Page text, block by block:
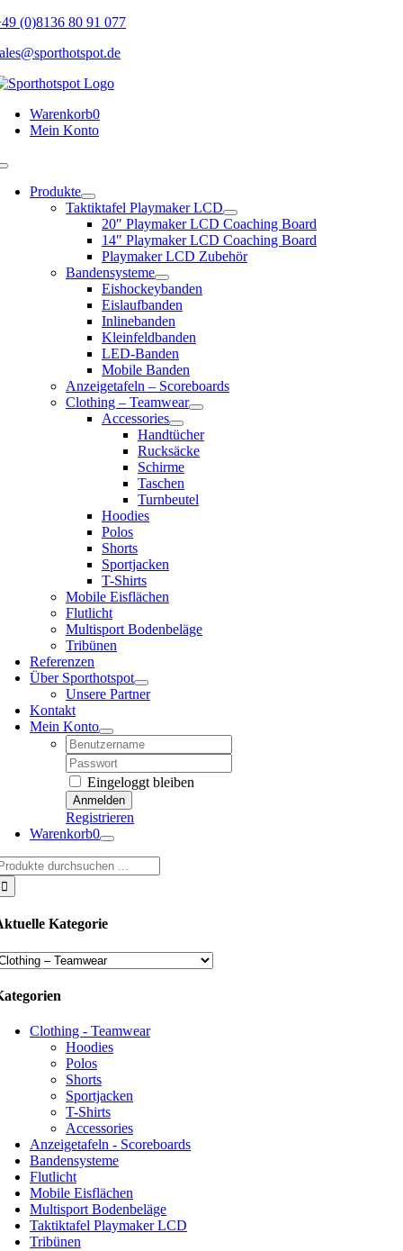
Skip
content
(0)8136 80 91 077
Warenkorb0
Mein Konto
Toggle
NavigationProdukte
Taktiktafel Playmaker LCD
20″ Playmaker LCD Coaching Board
14″ Playmaker LCD Coaching Board
Playmaker LCD Zubehör
Bandensysteme
Eishockeybanden
Eislaufbanden
Inlinebanden
Kleinfeldbanden
LED-Banden
Mobile Banden
Anzeigetafeln – Scoreboards
Clothing – Teamwear
Accessories
Handtücher
Rucksäcke
Schirme
Taschen
Turnbeutel
Hoodies
Polos
Shorts
Sportjacken
T-Shirts
Mobile Eisflächen
Flutlicht
Multisport Bodenbeläge
Tribünen
Referenzen
Über Sporthotspot
Unsere Partner
Kontakt
Mein Konto
Username:
Password:
Eingeloggt bleiben
Registrieren
Warenkorb0
Kategorie
Clothing - Teamwear
Hoodies
Polos
Shorts
Sportjacken
T-Shirts
Accessories
Anzeigetafeln - Scoreboards
Bandensysteme
Flutlicht
Mobile Eisflächen
Multisport Bodenbeläge
Taktiktafel Playmaker LCD
Tribünen